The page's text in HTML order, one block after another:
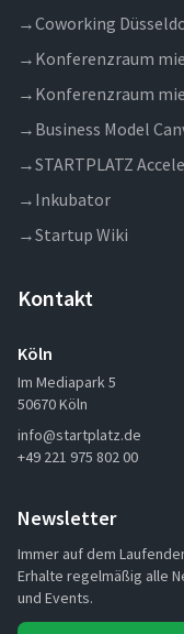
→Coworking
→ Konferenzraum
→ Konferenzraum
→ Business Model
→STARTPLATZ
→ Inkubator
→Startup Wiki
Kontakt
Köln
Im Mediapark 5
50670 Köln
info@startplatz.de
+49 221 975 802 00
Newsletter
Immer auf dem
Erhalte regelmäßig alle
und Events.